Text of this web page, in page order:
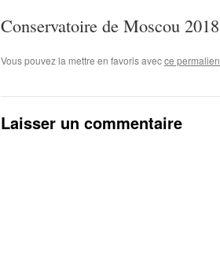
Conservatoire de Moscou 2018
Vous pouvez la mettre en favoris avecce permalien
Laisser un commentaire